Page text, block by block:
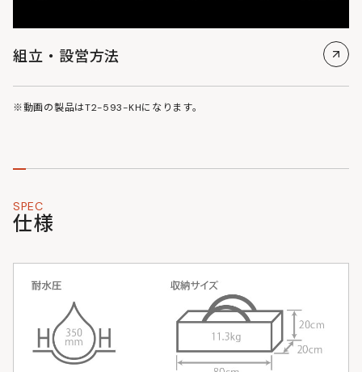
組立・設営方法
※動画の製品はT2-593-KHになります。
SPEC
仕様